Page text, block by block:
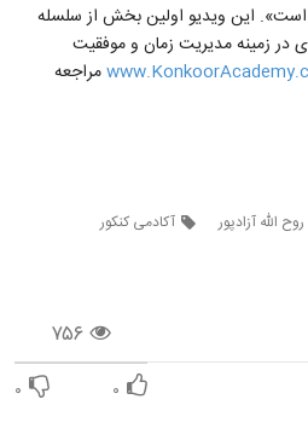
است». این ویدیو اولین بخش از سلسله
در زمینه مدیریت زمان و موفقیت
مراجعه
روح الله آزادپور
آکادمی کنکور
۷۵۶
۰ ۰